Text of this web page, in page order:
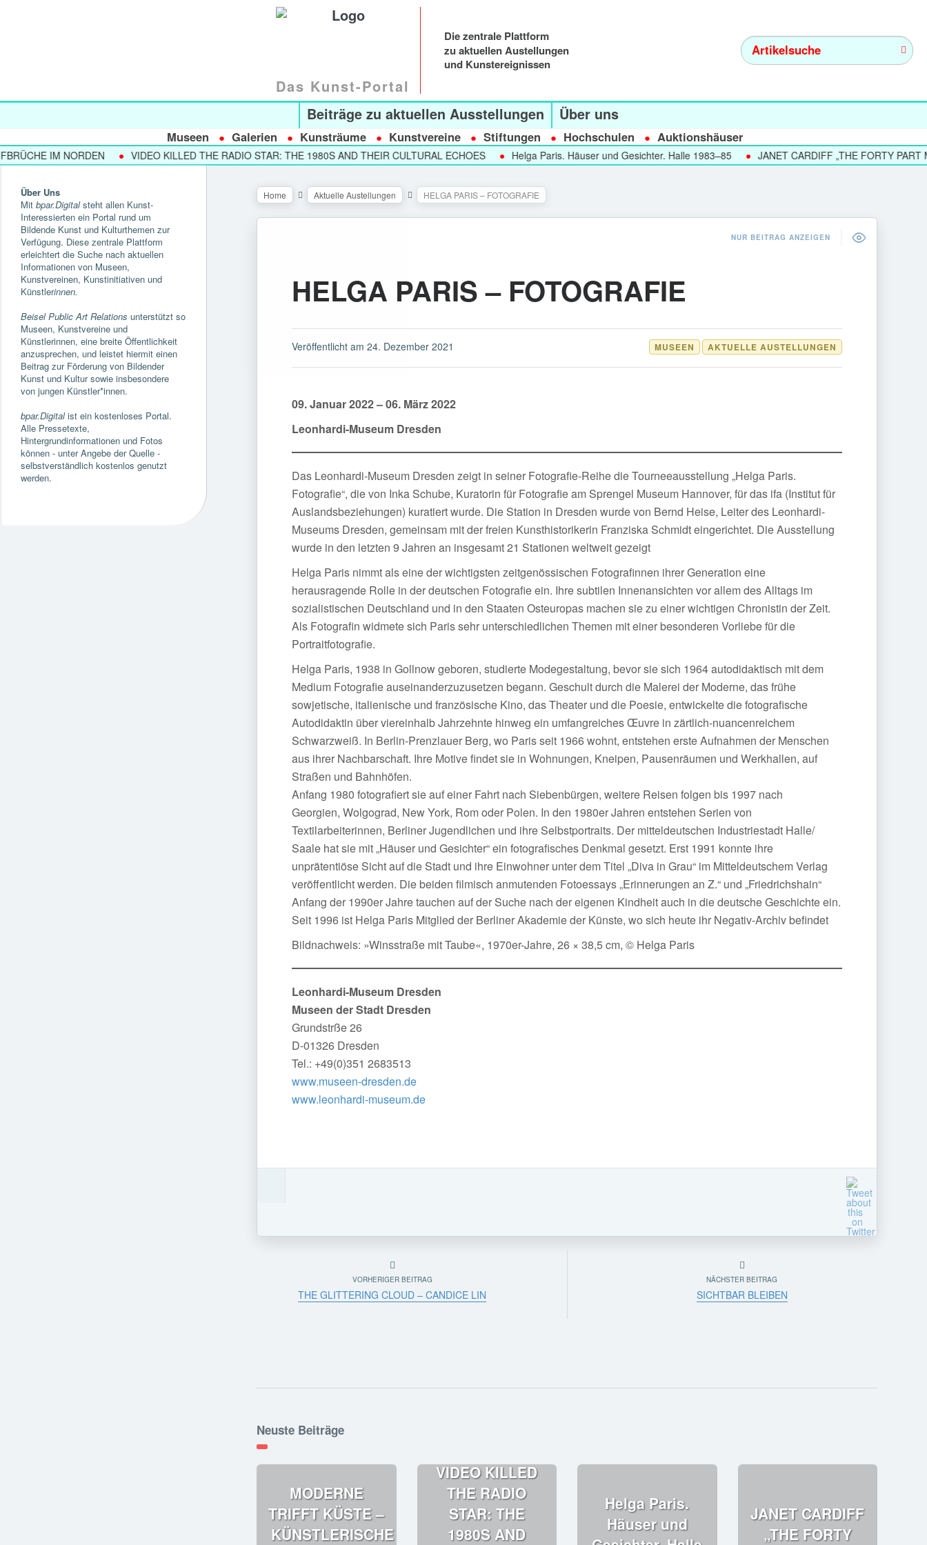
Das Kunst-Portal
Die zentrale Plattform
zu aktuellen Austellungen
und Kunstereignissen
Beiträge zu aktuellen Ausstellungen Über uns
Museen Galerien Kunsträume Kunstvereine Stiftungen Hochschulen Auktionshäuser
IM NORDEN VIDEO KILLED THE RADIO STAR: THE 1980S AND THEIR CULTURAL ECHOES Helga Paris. Häuser und Gesichter. Halle 1983–85 JANET CARDIFF „THE FORTY PART
Über Uns
Mit bpar.Digitalsteht allen Kunst-
Interessierten ein Portal rund um
Bildende Kunst und Kulturthemen zur
Verfügung. Diese zentrale Plattform
erleichtert die Suche nach aktuellen
Informationen von Museen,
Kunstvereinen, Kunstinitiativen und
Künstlerinnen.
Beisel Public Art Relations unterstützt so
Museen, Kunstvereine und
Künstlerinnen, eine breite Öffentlichkeit
anzusprechen, und leistet hiermit einen
Beitrag zur Förderung von Bildender
Kunst und Kultur sowie insbesondere
von jungen Künstler*innen.
bpar.Digitalist ein kostenloses Portal.
Alle Pressetexte,
Hintergrundinformationen und Fotos
können - unter Angebe der Quelle -
selbstverständlich kostenlos genutzt
werden.
Home Aktuelle Austellungen HELGA PARIS – FOTOGRAFIE
NUR BEITRAG ANZEIGEN
HELGA PARIS – FOTOGRAFIE
Veröffentlicht am 24. Dezember 2021 AKTUELLE AUSTELLUNGEN
MUSEEN
09. Januar 2022 – 06. März 2022
Leonhardi-Museum Dresden
Das Leonhardi-Museum Dresden zeigt in seiner Fotografie-Reihe die Tourneeausstellung „Helga Paris.
Fotografie“, die von Inka Schube, Kuratorin für Fotografie am Sprengel Museum Hannover, für das ifa (Institut für
Auslandsbeziehungen) kuratiert wurde. Die Station in Dresden wurde von Bernd Heise, Leiter des Leonhardi-
Museums Dresden, gemeinsam mit der freien Kunsthistorikerin Franziska Schmidt eingerichtet. Die Ausstellung
wurde in den letzten 9 Jahren an insgesamt 21 Stationen weltweit gezeigt
Helga Paris nimmt als eine der wichtigsten zeitgenössischen Fotografinnen ihrer Generation eine
herausragende Rolle in der deutschen Fotografie ein. Ihre subtilen Innenansichten vor allem des Alltags im
sozialistischen Deutschland und in den Staaten Osteuropas machen sie zu einer wichtigen Chronistin der Zeit.
Als Fotografin widmete sich Paris sehr unterschiedlichen Themen mit einer besonderen Vorliebe für die
Portraitfotografie.
Helga Paris, 1938 in Gollnow geboren, studierte Modegestaltung, bevor sie sich 1964 autodidaktisch mit dem
Medium Fotografie auseinanderzuzusetzen begann. Geschult durch die Malerei der Moderne, das frühe
sowjetische, italienische und französische Kino, das Theater und die Poesie, entwickelte die fotografische
Autodidaktin über viereinhalb Jahrzehnte hinweg ein umfangreiches Œuvre in zärtlich-nuancenreichem
Schwarzweiß. In Berlin-Prenzlauer Berg, wo Paris seit 1966 wohnt, entstehen erste Aufnahmen der Menschen
aus ihrer Nachbarschaft. Ihre Motive findet sie in Wohnungen, Kneipen, Pausenräumen und Werkhallen, auf
Straßen und Bahnhöfen.
Anfang 1980 fotografiert sie auf einer Fahrt nach Siebenbürgen, weitere Reisen folgen bis 1997 nach
Georgien, Wolgograd, New York, Rom oder Polen. In den 1980er Jahren entstehen Serien von
Textilarbeiterinnen, Berliner Jugendlichen und ihre Selbstportraits. Der mitteldeutschen Industriestadt Halle/
Saale hat sie mit „Häuser und Gesichter“ ein fotografisches Denkmal gesetzt. Erst 1991 konnte ihre
unprätentiöse Sicht auf die Stadt und ihre Einwohner unter dem Titel „Diva in Grau“ im Mitteldeutschem Verlag
veröffentlicht werden. Die beiden filmisch anmutenden Fotoessays „Erinnerungen an Z.“ und „Friedrichshain“
Anfang der 1990er Jahre tauchen auf der Suche nach der eigenen Kindheit auch in die deutsche Geschichte ein.
Seit 1996 ist Helga Paris Mitglied der Berliner Akademie der Künste, wo sich heute ihr Negativ-Archiv befindet
Bildnachweis: »Winsstraße mit Taube«, 1970er-Jahre, 26 × 38,5 cm, © Helga Paris
Leonhardi-Museum Dresden
Museen der Stadt Dresden
Grundstrße 26
D-01326 Dresden
Tel.: +49(0)351 2683513
www.museen-dresden.de
www.leonhardi-museum.de
VORHERIGER BEITRAG
THE GLITTERING CLOUD – CANDICE LIN
NÄCHSTER BEITRAG
SICHTBAR BLEIBEN
Neuste Beiträge
MODERNE
TRIFFT KÜSTE –
KÜNSTLERISCHE
VIDEO KILLED
THE RADIO
STAR: THE
1980S AND
Helga Paris.
Häuser und
JANET CARDIFF
„THE FORTY